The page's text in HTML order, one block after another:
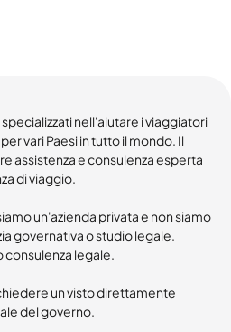
nell'aiutare i viaggiatori
vari Paesi in tutto il mondo. Il
assistenza e consulenza esperta
di viaggio.
un'azienda privata e non siamo
governativa o studio legale.
legale.
un visto direttamente
del governo.